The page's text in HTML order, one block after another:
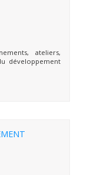
ateliers,
développement